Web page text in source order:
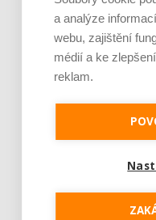
které v létě
Léto je
malý restart.
a analýze
webu, zajištění
médií a ke
reklam.